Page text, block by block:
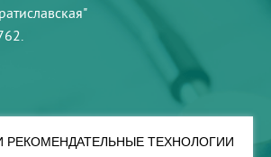
РЕКОМЕНДАТЕЛЬНЫЕ ТЕХНОЛОГИИ